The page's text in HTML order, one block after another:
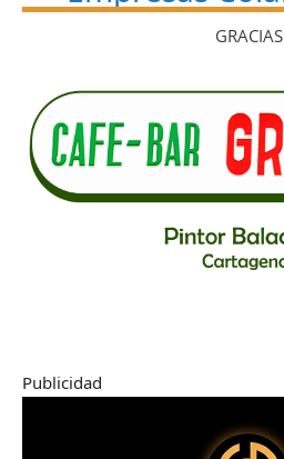
GRACIAS
Publicidad